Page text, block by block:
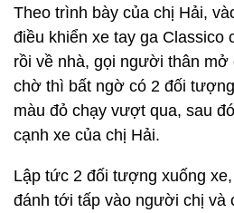
Theo trình bày của chị Hải,
điều khiển xe tay ga Classico
rồi về nhà, gọi người thân mở
chờ thì bất ngờ có 2 đối
màu đỏ chạy vượt qua, sau
cạnh xe của chị Hải.
Lập tức 2 đối tượng xuống
đánh tới tấp vào người chị và